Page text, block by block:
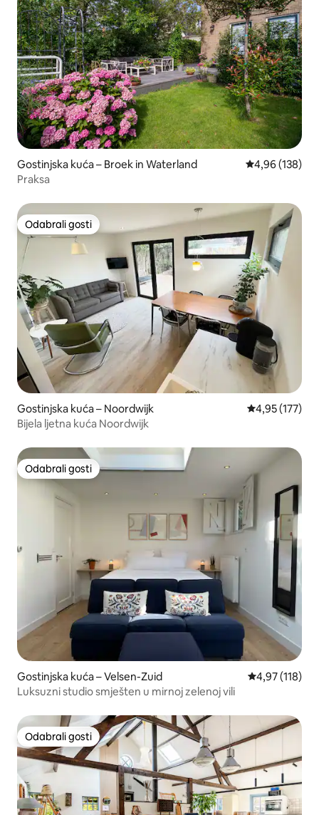
Gostinjska kuća – Broek in Waterland Prosječna
4,96 (138)
Praksa
Odabrali gosti
Odabrali gosti
Gostinjska kuća – Noordwijk Prosječna
4,95 (177)
Bijela ljetna kuća Noordwijk
Odabrali gosti
Odabrali gosti
Gostinjska kuća – Velsen-Zuid Prosječna
4,97 (118)
Luksuzni studio smješten u mirnoj zelenoj vili
Odabrali gosti
Odabrali gosti